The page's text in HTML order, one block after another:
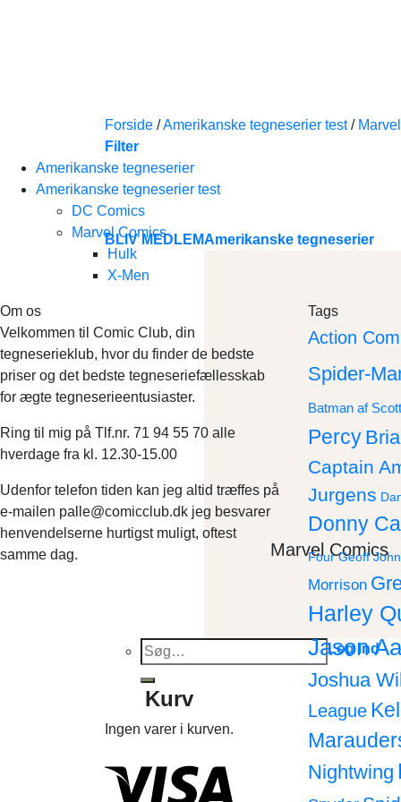
BLIV MEDLEMAmerikanske tegneserier
Marvel Comics
Søg
efter:
Log ind
Kurv
Ingen varer i kurven.
Forside /Amerikanske tegneserier test /
Filter
Amerikanske tegneserier
Amerikanske tegneserier test
DC Comics
Marvel Comics
Hulk
X-Men
Om os
Velkommen til Comic Club, din
tegneserieklub, hvor du finder de bedste
priser og det bedste tegneseriefællesskab
for ægte tegneserieentusiaster.
Ring til mig på Tlf.nr. 71 94 55 70 alle
hverdage fra kl. 12.30-15.00
Udenfor telefon tiden kan jeg altid træffes på
e-mailen palle@comicclub.dk jeg besvarer
henvendelserne hurtigst muligt, oftest
samme dag.
Tags
Action
Spider-
Batman af
Percy
Captain
Jurgens
Donny
Four Geoff
Morrison
Harley
Jason
Joshua
League
Nightwing